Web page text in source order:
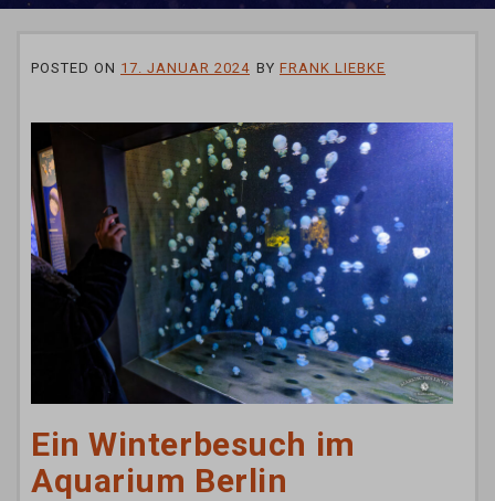
POSTED ON 17. JANUAR 2024 BY FRANK LIEBKE
Ein Winterbesuch im
Aquarium Berlin